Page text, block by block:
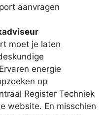
aanvragen
moet je laten
energie
op
Register Techniek
website. En misschien